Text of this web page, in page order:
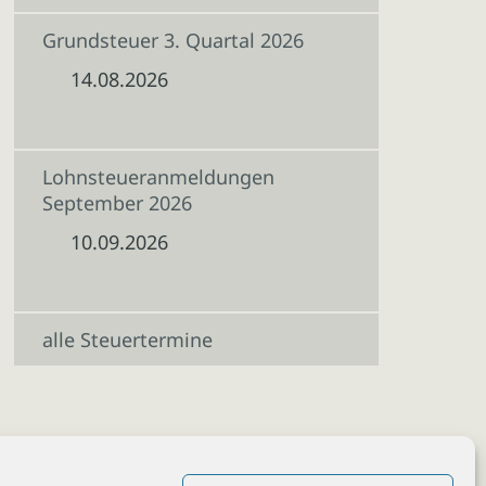
Grundsteuer 3. Quartal 2026
14.08.2026
Lohnsteueranmeldungen
September 2026
10.09.2026
alle Steuertermine